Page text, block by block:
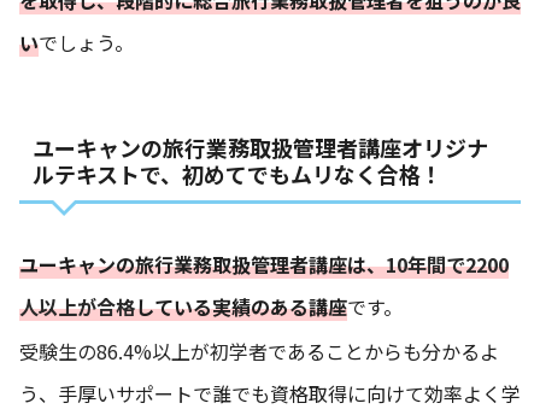
いでしょう。
ユーキャンの旅行業務取扱管理者講座オリジナ
ルテキストで、初めてでもムリなく合格！
ユーキャンの旅行業務取扱管理者講座は、10年間で2200
人以上が合格している実績のある講座です。
受験生の86.4%以上が初学者であることからも分かるよ
う、手厚いサポートで誰でも資格取得に向けて効率よく学